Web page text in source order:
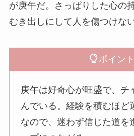
が庚午だ。さっぱりした心の
むき出しにして人を傷つけな
ポイント
庚午は好奇心が旺盛で、チ
んでいる。経験を積むほど
なので、迷わず信じた道を